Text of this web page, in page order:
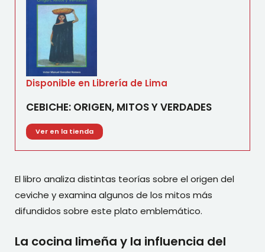
Disponible en Librería de Lima
CEBICHE: ORIGEN, MITOS Y VERDADES
Ver en la tienda
El libro analiza distintas teorías sobre el origen del
ceviche y examina algunos de los mitos más
difundidos sobre este plato emblemático.
La cocina limeña y la influencia del